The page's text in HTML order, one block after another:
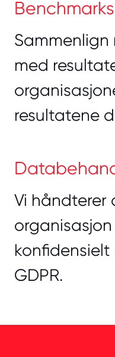
Benchmarks
med
resultatene
Vi håndterer
GDPR.